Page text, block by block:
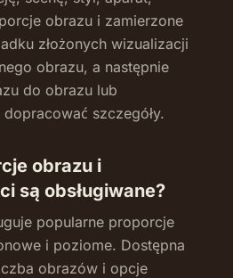
obrazu i zamierzone
złożonych wizualizacji
obrazu, a następnie
do obrazu lub
szczegóły.
obrazu i
są obsługiwane?
popularne proporcje
i poziome. Dostępna
obrazów i opcje